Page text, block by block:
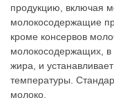
продукцию, включая
молокосодержащие
кроме консервов
молокосодержащих, в
жира, и
температуры.
молоко.